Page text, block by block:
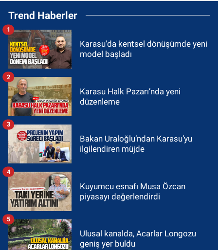
Trend Haberler
Karasu'da kentsel dönüşümde yeni
model başladı
1
Karasu Halk Pazarı’nda yeni
düzenleme
2
Bakan Uraloğlu’ndan Karasu’yu
ilgilendiren müjde
3
Kuyumcu esnafı Musa Özcan
piyasayı değerlendirdi
4
Ulusal kanalda, Acarlar Longozu
geniş yer buldu
5